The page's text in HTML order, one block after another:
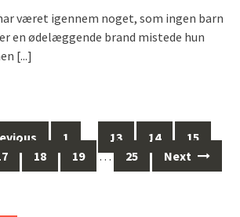
været igennem noget, som ingen barn
en ødelæggende brand mistede hun
[...]
1 … 13 14
15
18 19 … 25 Next